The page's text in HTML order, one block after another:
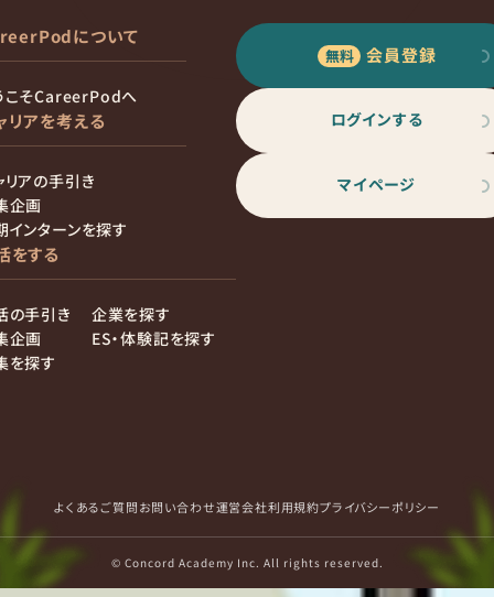
について
こそCareerPodへ
リアを考える
リアの手引き
企画
インターンを探す
をする
の手引き
企画
を探す
企業を探す
ES・体験記を探す
会員登録
ログインする
マイページ
よくあるご質問お問い合わせ運営会社利用規約プライバシーポリシー
© Concord Academy Inc. All rights reserved.